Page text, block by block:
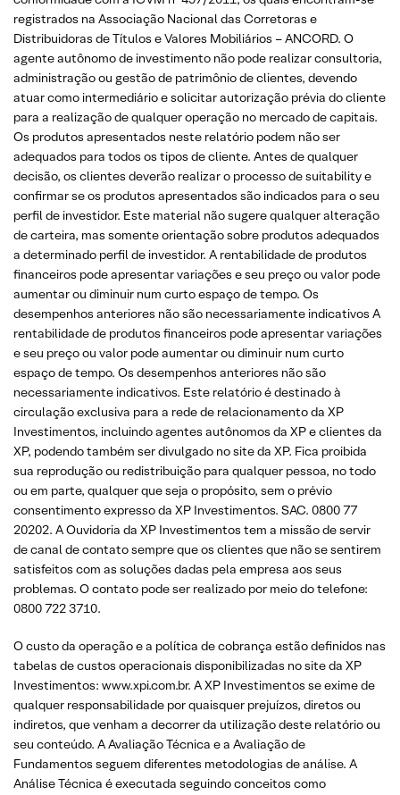
registrados na Associação Nacional das Corretoras e
Distribuidoras de Títulos e Valores Mobiliários – ANCORD. O
agente autônomo de investimento não pode realizar consultoria,
administração ou gestão de patrimônio de clientes, devendo
atuar como intermediário e solicitar autorização prévia do cliente
para a realização de qualquer operação no mercado de capitais.
Os produtos apresentados neste relatório podem não ser
adequados para todos os tipos de cliente. Antes de qualquer
decisão, os clientes deverão realizar o processo de suitability e
confirmar se os produtos apresentados são indicados para o seu
perfil de investidor. Este material não sugere qualquer alteração
de carteira, mas somente orientação sobre produtos adequados
a determinado perfil de investidor. A rentabilidade de produtos
financeiros pode apresentar variações e seu preço ou valor pode
aumentar ou diminuir num curto espaço de tempo. Os
desempenhos anteriores não são necessariamente indicativos A
rentabilidade de produtos financeiros pode apresentar variações
e seu preço ou valor pode aumentar ou diminuir num curto
espaço de tempo. Os desempenhos anteriores não são
necessariamente indicativos. Este relatório é destinado à
circulação exclusiva para a rede de relacionamento da XP
Investimentos, incluindo agentes autônomos da XP e clientes da
XP, podendo também ser divulgado no site da XP. Fica proibida
sua reprodução ou redistribuição para qualquer pessoa, no todo
ou em parte, qualquer que seja o propósito, sem o prévio
consentimento expresso da XP Investimentos. SAC. 0800 77
20202. A Ouvidoria da XP Investimentos tem a missão de servir
de canal de contato sempre que os clientes que não se sentirem
satisfeitos com as soluções dadas pela empresa aos seus
problemas. O contato pode ser realizado por meio do telefone:
0800 722 3710.
O custo da operação e a política de cobrança estão definidos nas
tabelas de custos operacionais disponibilizadas no site da XP
Investimentos: www.xpi.com.br. A XP Investimentos se exime de
qualquer responsabilidade por quaisquer prejuízos, diretos ou
indiretos, que venham a decorrer da utilização deste relatório ou
seu conteúdo. A Avaliação Técnica e a Avaliação de
Fundamentos seguem diferentes metodologias de análise. A
Análise Técnica é executada seguindo conceitos como